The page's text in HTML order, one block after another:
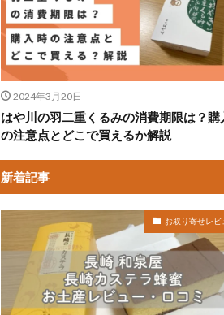
2024年3月20日
はや川の羽二重くるみの消費期限は？購
の注意点とどこで買えるか解説
新着記事
お取り寄せレビ